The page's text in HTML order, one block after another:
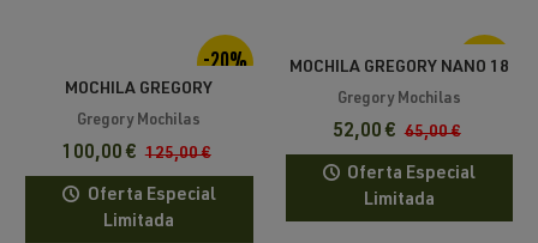
-20%
MOCHILA GREGORY
EVERYDAY ADVENTURE
RHUNE 22
Gregory Mochilas
100,00 € 125,00 €
Oferta Especial
Limitada
-20%
MOCHILA GREGORY NANO 18
Gregory Mochilas
52,00 € 65,00 €
Oferta Especial
Limitada